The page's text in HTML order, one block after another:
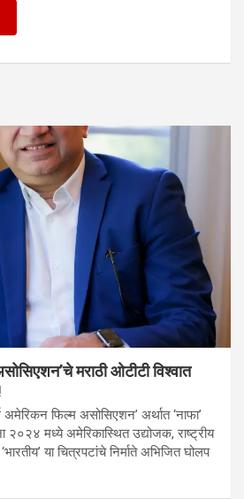
मराठी ओटीटी विश्वात
अमेरिकन फिल्म असोसिएशन’ अर्थात ‘नाफा’
२०२४ मध्ये अमेरिकास्थित उद्योजक, राष्ट्रीय
या चित्रपटांचे निर्माते अभिजित घोलप